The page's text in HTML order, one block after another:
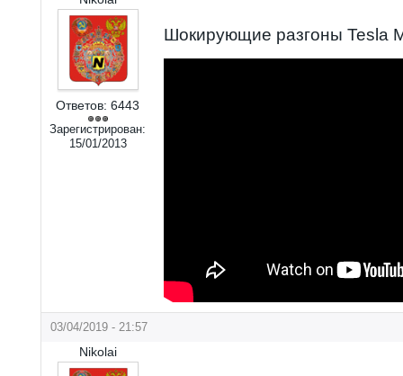
Ответов: 6443
Зарегистрирован:
15/01/2013
Шокирующие разгоны Tesla
03/04/2019 - 21:57
Nikolai